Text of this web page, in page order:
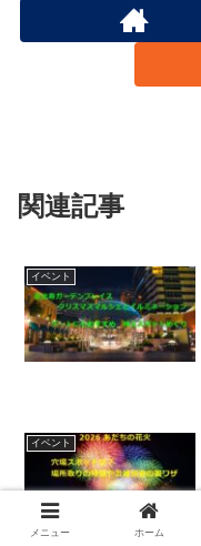
関連記事
イベント
イベント
メニュー ホーム